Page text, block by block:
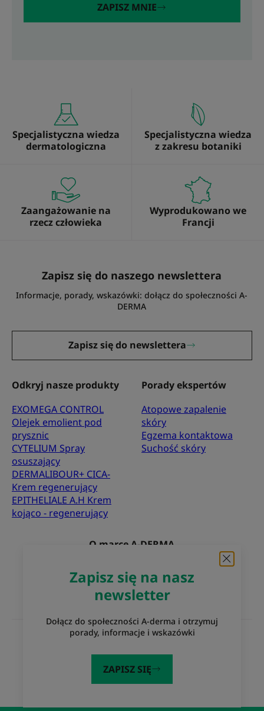
ZAPISZ MNIE
Zapisz się na nasz
newsletter
Dołącz do społeczności A-derma i otrzymuj
porady, informacje i wskazówki
ZAPISZ SIĘ
Specjalistyczna wiedza
dermatologiczna
Specjalistyczna wiedza
z zakresu botaniki
Zaangażowanie na
rzecz człowieka
Wyprodukowano we
Francji
Zapisz się do naszego newslettera
Informacje, porady, wskazówki: dołącz do społeczności A-
DERMA
Zapisz się do newslettera
Odkryj nasze produkty
EXOMEGA CONTROL
Olejek emolient pod
prysznic
CYTELIUM Spray
osuszający
DERMALIBOUR+ CICA-
Krem regenerujący
EPITHELIALE A.H Krem
kojąco - regenerujący
Porady ekspertów
Atopowe zapalenie
skóry
Egzema kontaktowa
Suchość skóry
O marce A-DERMA
Najczęściej zadawane pytania
Eczema FoundationLaboratoria Pierre Fabre
Dermaweb